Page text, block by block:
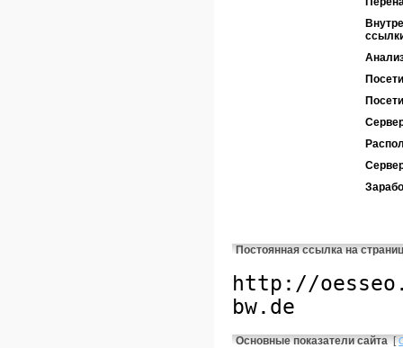
Постоянная ссылка на
Основные показатели сайта [